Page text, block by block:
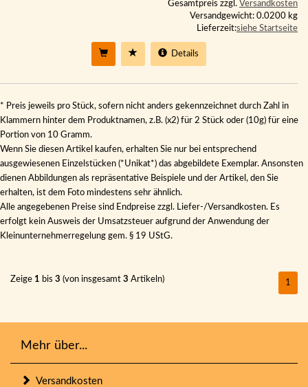
Gesamtpreis zzgl. Versandkosten
Versandgewicht: 0.0200 kg
Lieferzeit:siehe Startseite
Details
* Preis jeweils pro Stück, sofern nicht anders gekennzeichnet durch Zahl in
Klammern hinter dem Produktnamen, z.B. (x2) für 2 Stück oder (10g) für eine
Portion von 10 Gramm.
Wenn Sie diesen Artikel kaufen, erhalten Sie nur bei entsprechend
ausgewiesenen Einzelstücken (*Unikat*) das abgebildete Exemplar. Ansonsten
dienen Abbildungen als repräsentative Beispiele und der Artikel, den Sie
erhalten, ist dem Foto mindestens sehr ähnlich.
Alle angegebenen Preise sind Endpreise zzgl. Liefer-/Versandkosten. Es
erfolgt kein Ausweis der Umsatzsteuer aufgrund der Anwendung der
Kleinunternehmerregelung gem. § 19 UStG.
Zeige 1 bis 3 (von insgesamt 3 Artikeln) 1
Mehr über...
Versandkosten